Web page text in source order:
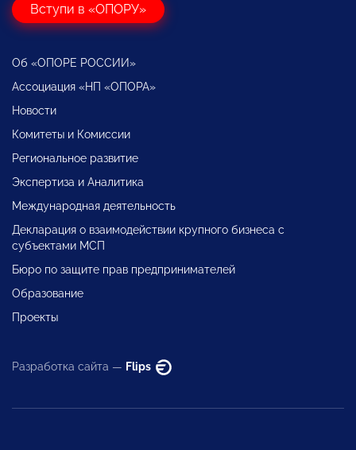
Вступи в «ОПОРУ»
Об «ОПОРЕ РОССИИ»
Ассоциация «НП «ОПОРА»
Новости
Комитеты и Комиссии
Региональное развитие
Экспертиза и Аналитика
Международная деятельность
Декларация о взаимодействии крупного бизнеса с
субъектами МСП
Бюро по защите прав предпринимателей
Образование
Проекты
Разработка сайта — Flips